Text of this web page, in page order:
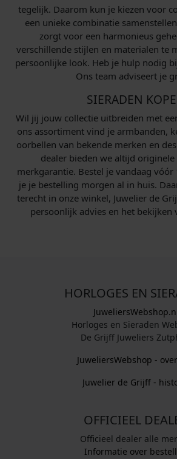
tegelijk. Daarom kun je kiezen voor
een unieke combinatie
zorgt voor een harmonieus
verschillende stijlen en materialen te
persoonlijke look. Heb je hulp nodig
Ons team adviseert je
SIERADEN
Wil jij jouw collectie uitbreiden met
ons assortiment vind je armbanden,
oorbellen van bekende merken en
dealer bieden we altijd
merkgarantie. Bestel je vandaag vóór
je je bestelling morgen al in huis.
terecht in onze winkel, Juwelier de
persoonlijk advies en het bekijken
HORLOGES EN
Horloges en Sieraden
De Grijff Juweliers
JuweliersWebshop -
Juwelier de Grijff -
OFFICIEEL
Officieel dealer alle
Informatie over